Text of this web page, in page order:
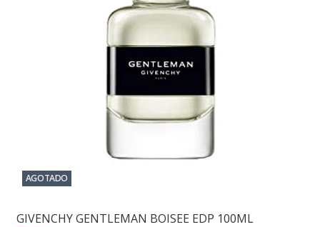
AGOTADO
GIVENCHY GENTLEMAN BOISEE EDP 100ML